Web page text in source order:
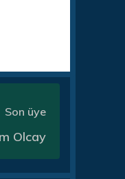
Son üye
Olcay